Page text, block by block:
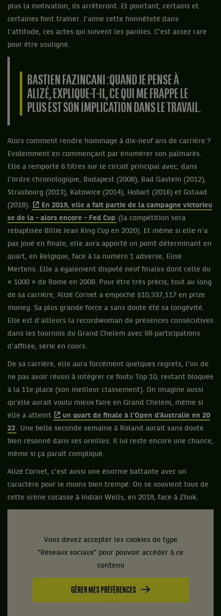
plus la motivation, ils arrêteront. Et pourtant, certains et
certaines font traîner. J’aime cette honnêteté dans
l’attitude, ces actes qui suivent les paroles. C’est assez rare
pour être souligné.
BASTIEN FAZINCANI : QUAND JE PENSE À
ALIZÉ, EXPLIQUE-T-IL, CE QUI ME FRAPPE LE
PLUS EST SON IMPLICATION DANS LE TRAVAIL.
Alors comment rendre hommage à dix-neuf ans de carrière ?
Evidemment en commençant par énumérer son palmarès.
Elle a remporté 6 titres sur le circuit principal avec, dans
l'ordre chronologique, Budapest (2008), Bad Gastein (2012),
Strasbourg (2013), Katowice (2014), Hobart (2016) et Gstaad
(2018).
En 2019, elle a fait partie de la campagne victorieu
se de la - alors encore - Fed Cup (la compétition sera
rebaptisée Billie Jean King Cup en 2020). Et même si elle n’a
pas joué en finale, elle aura apporté un point déterminant en
quart, en Belgique, face à la numéro 1 adverse, Elise
Mertens. Elle a également disputé neuf finales dont celle du
« 1000 » de Rome en 2008. Pour être très précis, tout au long
de sa carrière, Alizé Cornet a empoché $10,337,117 en prize
money. Sa plus grande force a sans doute été sa longévité.
Elle est d’ailleurs la recordwoman de présences consécutives
dans les tournois du Grand Chelem avec 68 participations
d'affilée, série en cours.
De sa carrière, elle aura forcément quelques regrets, l’un de
ne pas avoir réussi à intégrer ce foutu Top 10, restant bloquée
à la 11e place (son meilleur classement). On imagine aussi
qu’elle aurait voulu mieux faire en Grand Chelem, même si
elle a atteint
un quart de finale à l’Open d’Australie en 20
22 . Une belle seconde semaine à Roland aurait sans doute
bien résonné dans ses oreilles. Il lui reste encore une chance,
même si ça paraît compliqué.
Alizé Cornet, c’est aussi une énorme battante avec un
caractère pour le moins bien trempé. On se souvient tous de
cette scène cocasse à Indian Wells, en 2018, face à Zhuk.
Vous devez accepter les cookies de type
"Réseaux sociaux" pour pouvoir accéder à ce
contenu
GÉRER MES PRÉFÉRENCES